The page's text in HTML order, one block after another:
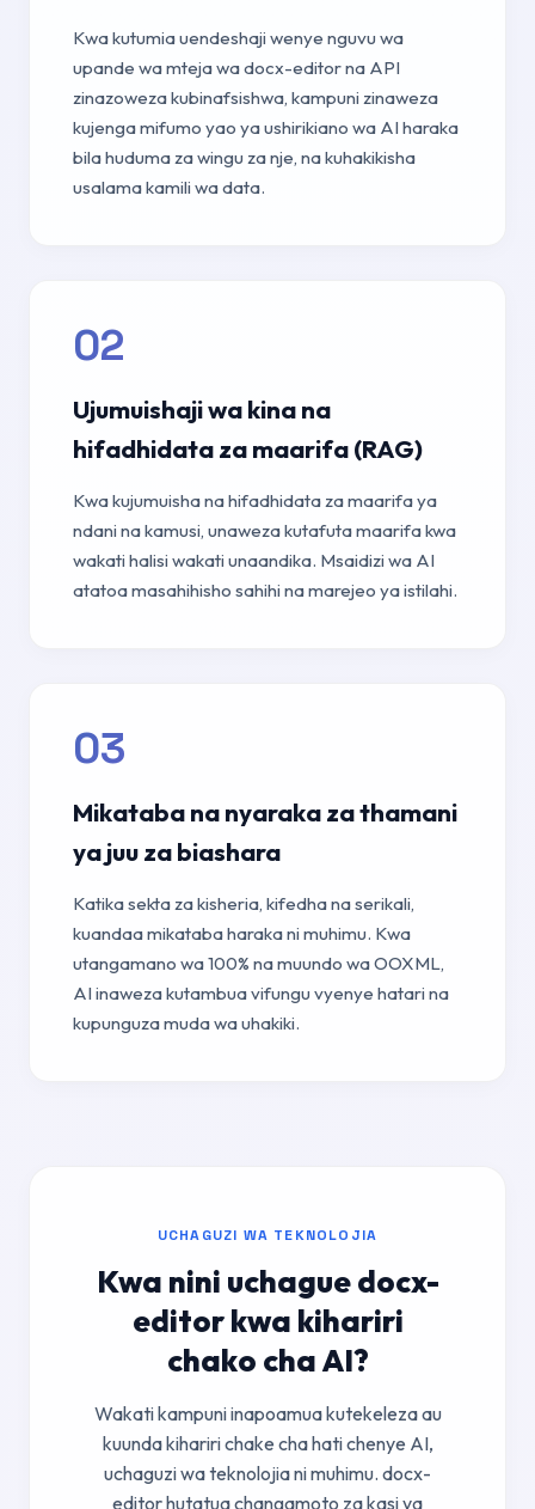
Kwa kutumia uendeshaji wenye nguvu wa
upande wa mteja wa docx-editor na API
zinazoweza kubinafsishwa, kampuni zinaweza
kujenga mifumo yao ya ushirikiano wa AI haraka
bila huduma za wingu za nje, na kuhakikisha
usalama kamili wa data.
02
Ujumuishaji wa kina na
hifadhidata za maarifa (RAG)
Kwa kujumuisha na hifadhidata za maarifa ya
ndani na kamusi, unaweza kutafuta maarifa kwa
wakati halisi wakati unaandika. Msaidizi wa AI
atatoa masahihisho sahihi na marejeo ya istilahi.
03
Mikataba na nyaraka za thamani
ya juu za biashara
Katika sekta za kisheria, kifedha na serikali,
kuandaa mikataba haraka ni muhimu. Kwa
utangamano wa 100% na muundo wa OOXML,
AI inaweza kutambua vifungu vyenye hatari na
kupunguza muda wa uhakiki.
UCHAGUZI WA TEKNOLOJIA
Kwa nini uchague docx-
editor kwa kihariri
chako cha AI?
Wakati kampuni inapoamua kutekeleza au
kuunda kihariri chake cha hati chenye AI,
uchaguzi wa teknolojia ni muhimu. docx-
editor hutatua changamoto za kasi ya